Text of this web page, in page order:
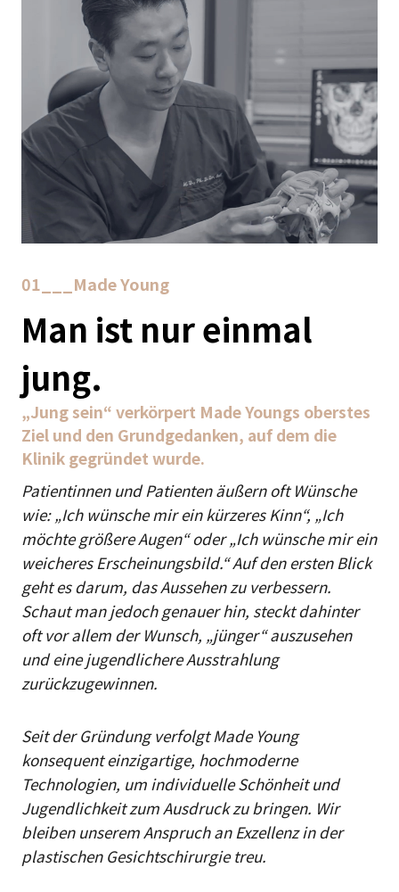
01___Made Young
Man ist nur einmal
jung.
„Jung sein“ verkörpert Made Youngs oberstes
Ziel und den Grundgedanken, auf dem die
Klinik gegründet wurde.
Patientinnen und Patienten äußern oft Wünsche
wie: „Ich wünsche mir ein kürzeres Kinn“, „Ich
möchte größere Augen“ oder „Ich wünsche mir ein
weicheres Erscheinungsbild.“ Auf den ersten Blick
geht es darum, das Aussehen zu verbessern.
Schaut man jedoch genauer hin, steckt dahinter
oft vor allem der Wunsch, „jünger“ auszusehen
und eine jugendlichere Ausstrahlung
zurückzugewinnen.
Seit der Gründung verfolgt Made Young
konsequent einzigartige, hochmoderne
Technologien, um individuelle Schönheit und
Jugendlichkeit zum Ausdruck zu bringen. Wir
bleiben unserem Anspruch an Exzellenz in der
plastischen Gesichtschirurgie treu.